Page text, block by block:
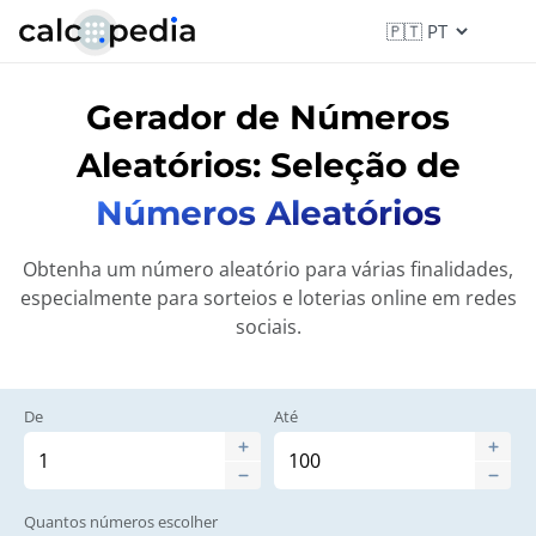
Gerador de Números
Aleatórios: Seleção de
Números Aleatórios
Obtenha um número aleatório para várias finalidades,
especialmente para sorteios e loterias online em redes
sociais.
De Até
Quantos números escolher